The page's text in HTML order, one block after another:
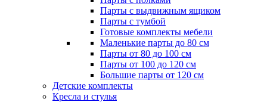
Парты с выдвижным ящиком
Парты с тумбой
Готовые комплекты мебели
Маленькие парты до 80 см
Парты от 80 до 100 см
Парты от 100 до 120 см
Большие парты от 120 см
Детские комплекты
Кресла и стулья